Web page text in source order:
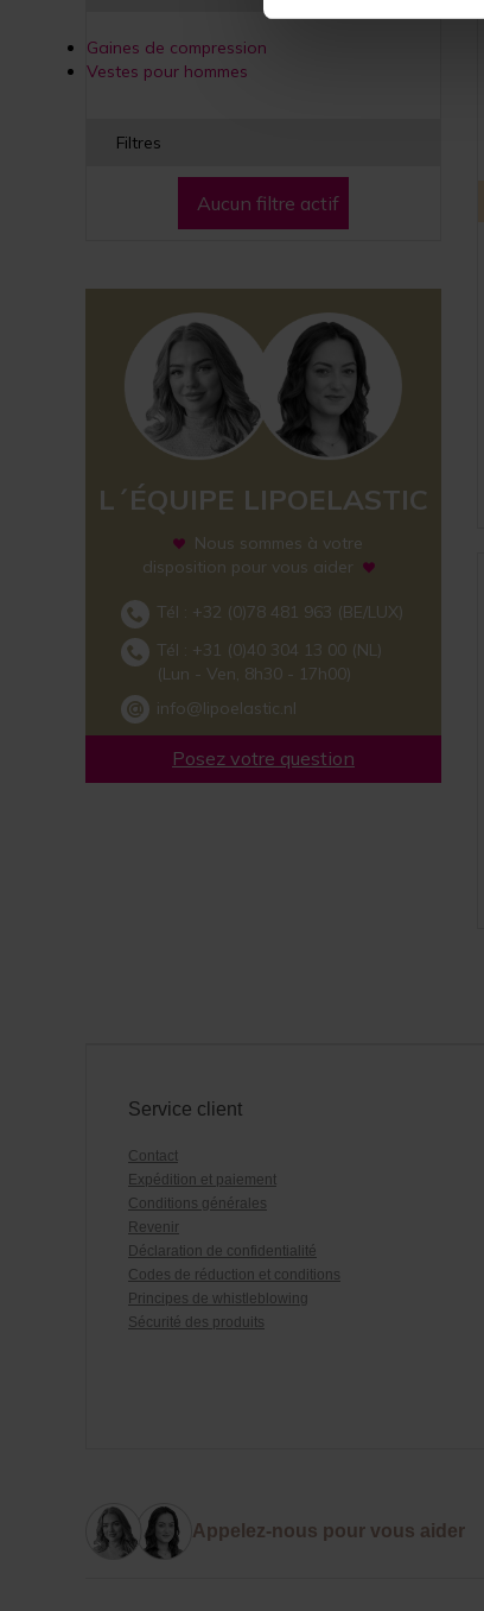
Gaines de compression
Vestes pour hommes
Filtres
Aucun filtre actif
L´ÉQUIPE LIPOELASTIC
Nous sommes à votre
disposition pour vous aider
Tél : +32 (0)78 481 963 (BE/LUX)
Tél : +31 (0)40 304 13 00 (NL)
(Lun - Ven, 8h30 - 17h00)
info@lipoelastic.nl
Posez votre question
Service client
Contact
Expédition et paiement
Conditions générales
Revenir
Déclaration de confidentialité
Codes de réduction et conditions
Principes de whistleblowing
Sécurité des produits
Appelez-nous pour vous aider